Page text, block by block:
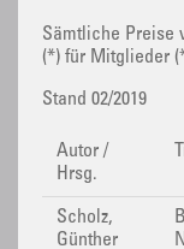
Sämtliche Preise
(*) für Mitglieder
Stand 02/2019
Autor /
Hrsg.
Scholz,
Günther